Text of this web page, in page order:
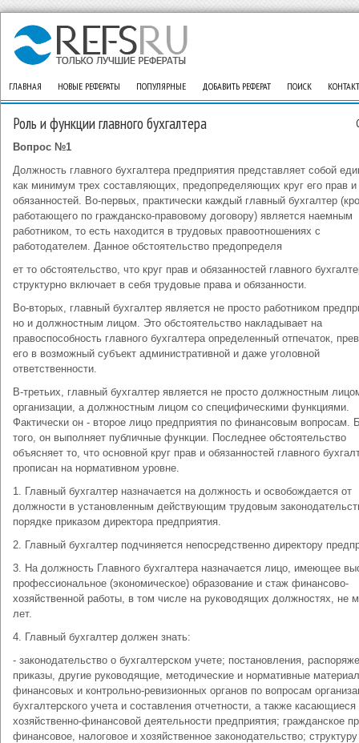
ГЛАВНАЯ НОВЫЕ РЕФЕРАТЫ ПОПУЛЯРНЫЕ ДОБАВИТЬ РЕФЕРАТ ПОИСК
Роль и функции главного бухгалтера
Вопрос №1
Должность главного бухгалтера предприятия представляет собой
как минимум трех составляющих, предопределяющих круг его прав и
обязанностей. Во-первых, практически каждый главный бухгалтер
работающего по гражданско-правовому договору) является наемным
работником, то есть находится в трудовых правоотношениях с
работодателем. Данное обстоятельство предопределя
ет то обстоятельство, что круг прав и обязанностей главного
структурно включает в себя трудовые права и обязанности.
Во-вторых, главный бухгалтер является не просто работником
но и должностным лицом. Это обстоятельство накладывает на
правоспособность главного бухгалтера определенный отпечаток,
его в возможный субъект административной и даже уголовной
ответственности.
В-третьих, главный бухгалтер является не просто должностным
организации, а должностным лицом со специфическими функциями.
Фактически он - второе лицо предприятия по финансовым вопросам.
того, он выполняет публичные функции. Последнее обстоятельство
объясняет то, что основной круг прав и обязанностей главного
прописан на нормативном уровне.
1. Главный бухгалтер назначается на должность и освобождается от
должности в установленным действующим трудовым
порядке приказом директора предприятия.
2. Главный бухгалтер подчиняется непосредственно директору
3. На должность Главного бухгалтера назначается лицо, имеющее
профессиональное (экономическое) образование и стаж финансово-
хозяйственной работы, в том числе на руководящих должностях, не
лет.
4. Главный бухгалтер должен знать:
- законодательство о бухгалтерском учете; постановления,
приказы, другие руководящие, методические и нормативные
финансовых и контрольно-ревизионных органов по вопросам
бухгалтерского учета и составления отчетности, а также касающиеся
хозяйственно-финансовой деятельности предприятия; гражданское
финансовое, налоговое и хозяйственное законодательство; структуру